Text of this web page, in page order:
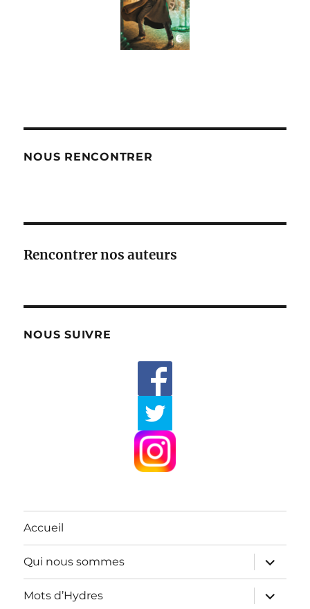
NOUS RENCONTRER
Rencontrer nos auteurs
NOUS SUIVRE
Accueil
Qui nous sommes
ouvrir
le
sous-
menu
Mots d’Hydres
ouvrir
le